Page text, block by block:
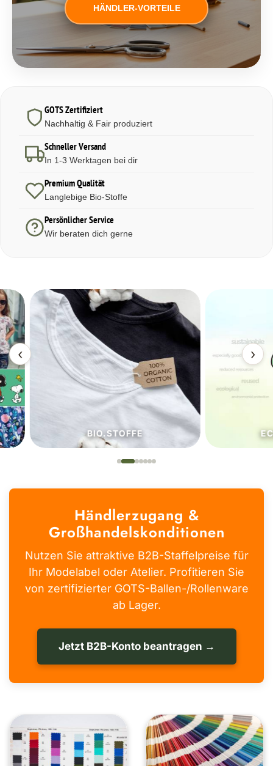
HÄNDLER-VORTEILE
GOTS Zertifiziert
Nachhaltig & Fair produziert
Schneller Versand
In 1-3 Werktagen bei dir
Premium Qualität
Langlebige Bio-Stoffe
Persönlicher Service
Wir beraten dich gerne
‹
BIO.STOFFE
›
Händlerzugang &
Großhandelskonditionen
Nutzen Sie attraktive B2B-Staffelpreise für
Ihr Modelabel oder Atelier. Profitieren Sie
von zertifizierter GOTS-Ballen-/Rollenware
ab Lager.
Jetzt B2B-Konto beantragen →